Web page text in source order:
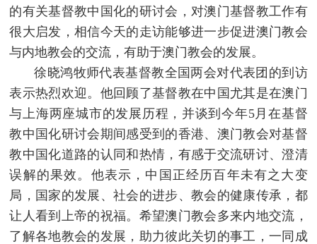
的有关基督教中国化的研讨会，对澳门基督教工作有
很大启发，相信今天的走访能够进一步促进澳门教会
与内地教会的交流，有助于澳门教会的发展。
徐晓鸿牧师代表基督教全国两会对代表团的到访
表示热烈欢迎。他回顾了基督教在中国尤其是在澳门
与上海两座城市的发展历程，并谈到今年5月在基督
教中国化研讨会期间感受到的香港、澳门教会对基督
教中国化道路的认同和热情，有感于交流研讨、澄清
误解的果效。他表示，中国正经历百年未有之大变
局，国家的发展、社会的进步、教会的健康传承，都
让人看到上帝的祝福。希望澳门教会多来内地交流，
了解各地教会的发展，助力彼此关切的事工，一同成